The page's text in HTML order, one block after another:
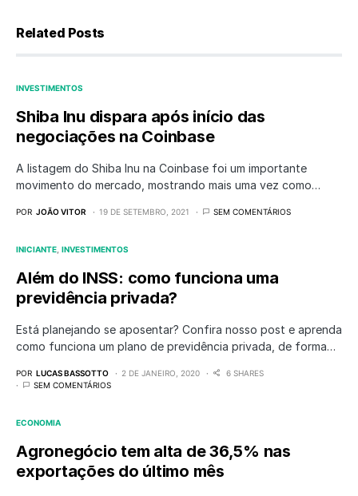
Related Posts
INVESTIMENTOS
Shiba Inu dispara após início das
negociações na Coinbase
A listagem do Shiba Inu na Coinbase foi um importante
movimento do mercado, mostrando mais uma vez como…
POR JOÃO VITOR 19 DE SETEMBRO, 2021 SEM COMENTÁRIOS
INICIANTE INVESTIMENTOS
Além do INSS: como funciona uma
previdência privada?
Está planejando se aposentar? Confira nosso post e aprenda
como funciona um plano de previdência privada, de forma…
POR LUCAS BASSOTTO 2 DE JANEIRO, 2020
6 SHARES
SEM COMENTÁRIOS
ECONOMIA
Agronegócio tem alta de 36,5% nas
exportações do último mês